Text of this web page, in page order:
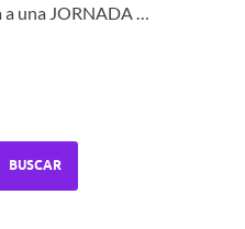
una JORNADA …
BUSCAR